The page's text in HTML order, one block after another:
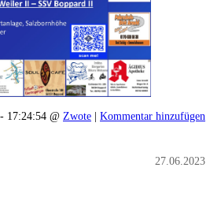
17:24:54 @ Zwote | Kommentar hinzufügen
27.06.2023